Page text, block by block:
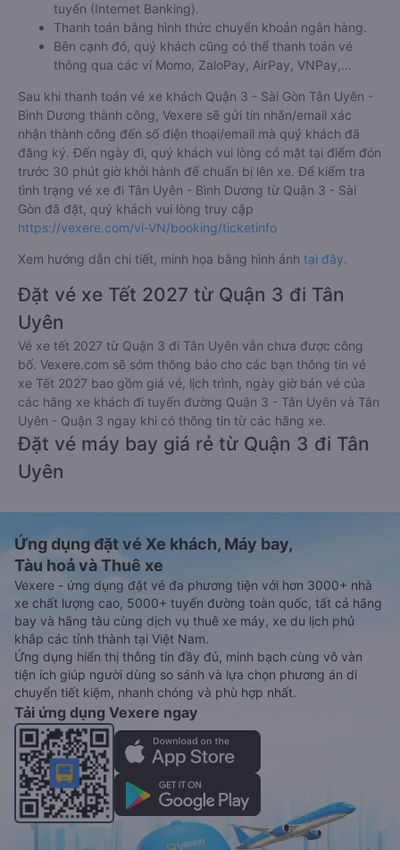
tuyến (Internet Banking).
Thanh toán bằng hình thức chuyển khoản ngân hàng.
Bên cạnh đó, quý khách cũng có thể thanh toán vé
thông qua các ví Momo, ZaloPay, AirPay, VNPay,…
Sau khi thanh toán vé xe khách Quận 3 - Sài Gòn Tân Uyên -
Bình Dương thành công, Vexere sẽ gửi tin nhắn/email xác
nhận thành công đến số điện thoại/email mà quý khách đã
đăng ký. Đến ngày đi, quý khách vui lòng có mặt tại điểm đón
trước 30 phút giờ khởi hành để chuẩn bị lên xe. Để kiểm tra
tình trạng vé xe đi Tân Uyên - Bình Dương từ Quận 3 - Sài
Gòn đã đặt, quý khách vui lòng truy cập
https://vexere.com/vi-VN/booking/ticketinfo
Xem hướng dẫn chi tiết, minh họa bằng hình ảnh tại đây.
Đặt vé xe Tết 2027 từ Quận 3 đi Tân
Uyên
Vé xe tết 2027 từ Quận 3 đi Tân Uyên vẫn chưa được công
bố. Vexere.com sẽ sớm thông báo cho các bạn thông tin vé
xe Tết 2027 bao gồm giá vé, lịch trình, ngày giờ bán vé của
các hãng xe khách đi tuyến đường Quận 3 - Tân Uyên và Tân
Uyên - Quận 3 ngay khi có thông tin từ các hãng xe.
Đặt vé máy bay giá rẻ từ Quận 3 đi Tân
Uyên
Ứng dụng đặt vé Xe khách, Máy bay,
Tàu hoả và Thuê xe
Vexere - ứng dụng đặt vé đa phương tiện với hơn 3000+ nhà
xe chất lượng cao, 5000+ tuyến đường toàn quốc, tất cả hãng
bay và hãng tàu cùng dịch vụ thuê xe máy, xe du lịch phủ
khắp các tỉnh thành tại Việt Nam.
Ứng dụng hiển thị thông tin đầy đủ, minh bạch cùng vô vàn
tiện ích giúp người dùng so sánh và lựa chọn phương án di
chuyển tiết kiệm, nhanh chóng và phù hợp nhất.
Tải ứng dụng Vexere ngay